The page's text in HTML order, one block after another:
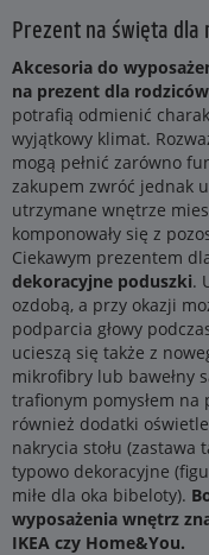
Prezent na święta dla
Akcesoria do
na prezent dla rodziców
potrafią odmienić
wyjątkowy klimat.
mogą pełnić zarówno
zakupem zwróć jednak
utrzymane wnętrze
komponowały się z
Ciekawym prezentem
dekoracyjne poduszki.
ozdobą, a przy okazji
podparcia głowy
ucieszą się także z
mikrofibry lub bawełny
trafionym pomysłem na
również dodatki
nakrycia stołu (zastawa
typowo dekoracyjne
miłe dla oka bibeloty).
wyposażenia wnętrz
IKEA czy Home&You.